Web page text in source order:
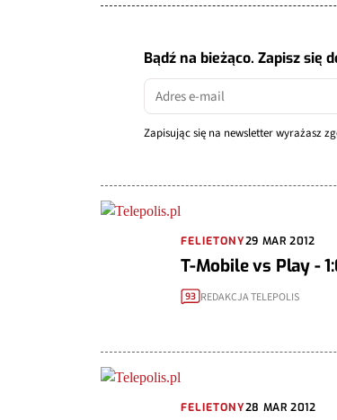
Bądź na bieżąco. Zapisz się
Zapisując się na newsletter wyrażasz
FELIETONY29 MAR 2012
T-Mobile vs Play -
93 REDAKCJA TELEPOLIS
FELIETONY28 MAR 2012